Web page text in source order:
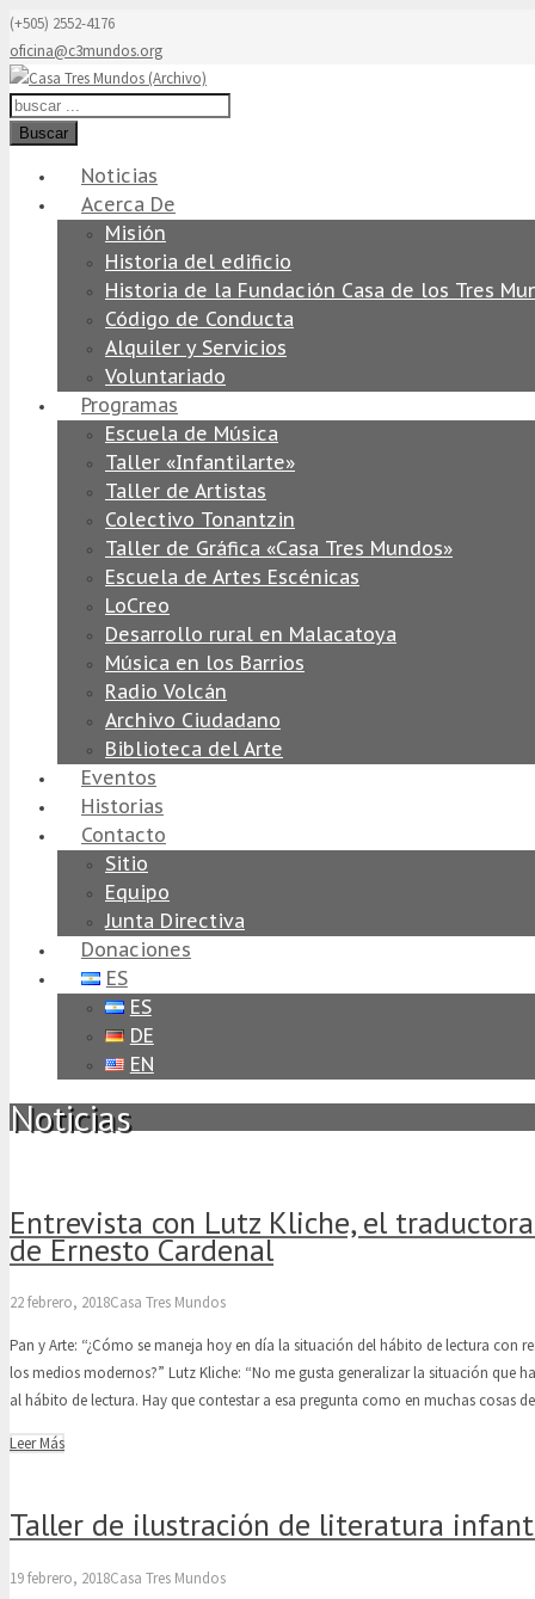
(+505) 2552-4176
oficina@c3mundos.org
Buscar
Noticias
Acerca De
Misión
Historia del edificio
Historia de la Fundación Casa de los Tres
Código de Conducta
Alquiler y Servicios
Voluntariado
Programas
Escuela de Música
Taller «Infantilarte»
Taller de Artistas
Colectivo Tonantzin
Taller de Gráfica «Casa Tres Mundos»
Escuela de Artes Escénicas
LoCreo
Desarrollo rural en Malacatoya
Música en los Barrios
Radio Volcán
Archivo Ciudadano
Biblioteca del Arte
Eventos
Historias
Contacto
Sitio
Equipo
Junta Directiva
Donaciones
ES
ES
DE
EN
Noticias
Entrevista con Lutz Kliche, el
de Ernesto Cardenal
22 febrero, 2018Casa Tres Mundos
Pan y Arte: “¿Cómo se maneja hoy en día la situación del hábito de lectura con
los medios modernos?” Lutz Kliche: “No me gusta generalizar la situación que
al hábito de lectura. Hay que contestar a esa pregunta como en muchas cosas
Leer Más
Taller de ilustración de literatura
19 febrero, 2018Casa Tres Mundos